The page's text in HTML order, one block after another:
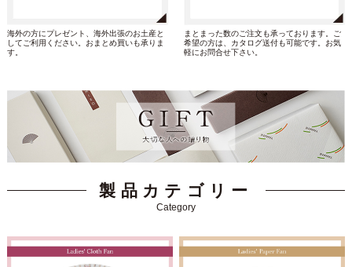
海外の方にプレゼント、海外出張のお土産と
してご利用ください。おまとめ買いも承りま
す。
まとまった数のご注文も承っております。ご
希望の方は、カタログ送付も可能です。お気
軽にお問合せ下さい。
製品カテゴリー
Category